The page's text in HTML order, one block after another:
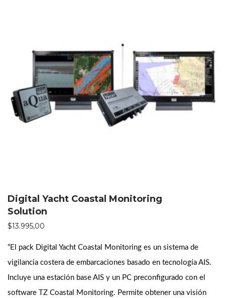
Digital Yacht Coastal Monitoring
Solution
$13.995,00
“El pack Digital Yacht Coastal Monitoring es un sistema de
vigilancia costera de embarcaciones basado en tecnología AIS.
Incluye una estación base AIS y un PC preconfigurado con el
software TZ Coastal Monitoring. Permite obtener una visión